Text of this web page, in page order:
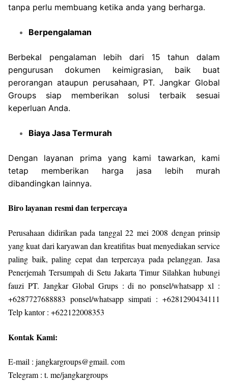
tanpa perlu membuang ketika anda yang berharga.
Berpengalaman
Berbekal pengalaman lebih dari 15 tahun dalam
pengurusan dokumen keimigrasian, baik buat
perorangan ataupun perusahaan, PT. Jangkar Global
Groups siap memberikan solusi terbaik sesuai
keperluan Anda.
Biaya Jasa Termurah
Dengan layanan prima yang kami tawarkan, kami
tetap memberikan harga jasa lebih murah
dibandingkan lainnya.
Biro layanan resmi dan terpercaya
Perusahaan didirikan pada tanggal 22 mei 2008 dengan prinsip
yang kuat dari karyawan dan kreatifitas buat menyediakan service
paling baik, paling cepat dan terpercaya pada pelanggan. Jasa
Penerjemah Tersumpah di Setu Jakarta Timur Silahkan hubungi
fauzi PT. Jangkar Global Grups : di no ponsel/whatsapp xl :
+6287727688883 ponsel/whatsapp simpati : +6281290434111
Telp kantor : +622122008353
Kontak Kami:
E-mail : jangkargroups@gmail. com
Telegram : t. me/jangkargroups